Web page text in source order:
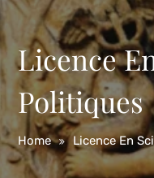
Licence
Politiques
Home Licence En